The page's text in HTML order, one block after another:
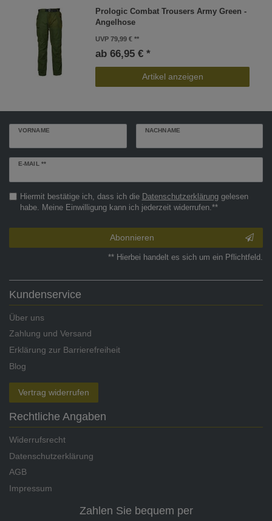
Prologic Combat Trousers Army Green -
Angelhose
UVP 79,99 €
ab 66,95 € *
Artikel anzeigen
VORNAME NACHNAME
E-MAIL **
Newsletter
Hiermit bestätige ich, dass ich die Daten­schutz­erklärunggelesen
habe. Meine Einwilligung kann ich jederzeit widerrufen.**
Abonnieren
** Hierbei handelt es sich um ein Pflichtfeld.
Kundenservice
Über uns
Zahlung und Versand
Erklärung zur Barrierefreiheit
Blog
Vertrag widerrufen
Rechtliche Angaben
Widerrufsrecht
Datenschutzerklärung
AGB
Impressum
Zahlen Sie bequem per